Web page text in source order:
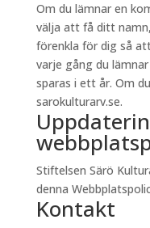
Om du lämnar en
välja att få ditt
förenkla för dig så
varje gång du
sparas i ett år. Om
sarokulturarv.se.
Stiftelsen Särö
denna
Kontakt